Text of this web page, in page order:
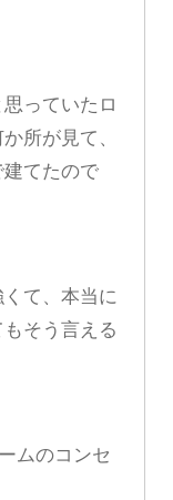
っていたロ
所が見て、
てたので
て、本当に
そう言える
ムのコンセ